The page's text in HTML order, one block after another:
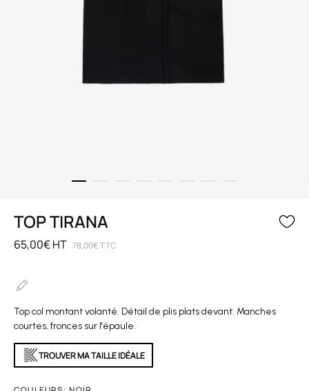
TOP TIRANA
65,00€ HT 78,00€ TTC
Top col montant volanté. Détail de plis plats devant. Manches
courtes, fronces sur l'épaule.
TROUVER MA TAILLE IDÉALE